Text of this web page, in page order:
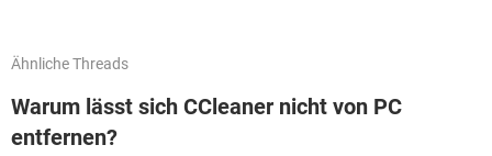
Ähnliche Threads
Warum lässt sich CCleaner nicht von PC
entfernen?